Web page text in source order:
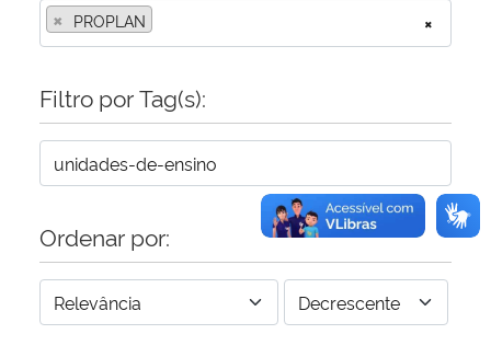
Planalto
×
× PROPLAN
Filtro por Tag(s):
Ordenar por: